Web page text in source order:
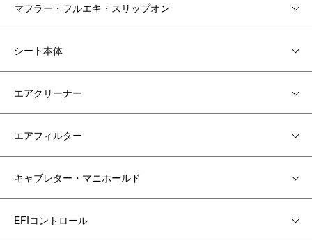
マフラー・フルエキ・スリップオン
シート本体
エアクリーナー
エアフィルター
キャブレター・マニホールド
EFIコントロール